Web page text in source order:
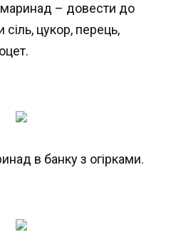
– довести до
сіль, цукор, перець,
в банку з огірками.